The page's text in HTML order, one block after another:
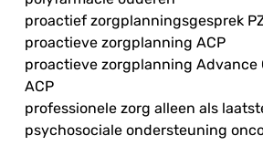
proactief zorgplanningsgesprek
proactieve zorgplanning ACP
proactieve zorgplanning Advance
ACP
professionele zorg alleen als
psychosociale ondersteuning